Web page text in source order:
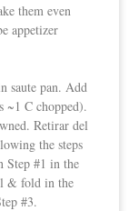
them even
appetizer
saute pan. Add
~1 C chopped).
Retirar del
the steps
Step #1 in the
& fold in the
#3.